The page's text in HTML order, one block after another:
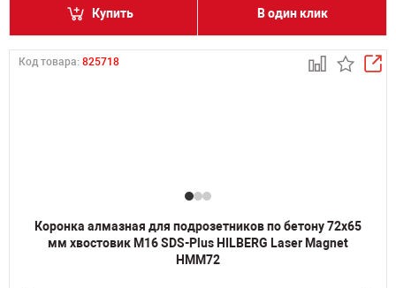
Купить В один клик
Код товара: 825718
Коронка алмазная для подрозетников по бетону 72х65
мм хвостовик M16 SDS-Plus HILBERG Laser Magnet
HMM72